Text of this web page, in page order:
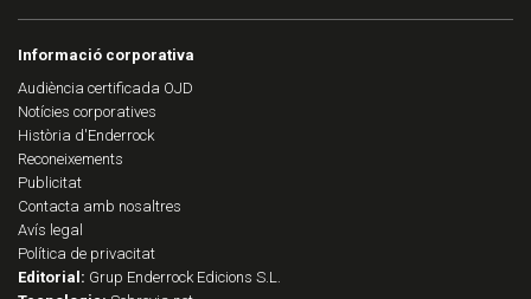
Informació corporativa
Audiència certificada OJD
Notícies corporatives
Història d'Enderrock
Reconeixements
Publicitat
Contacta amb nosaltres
Avís legal
Política de privacitat
Editorial: Grup Enderrock Edicions S.L.